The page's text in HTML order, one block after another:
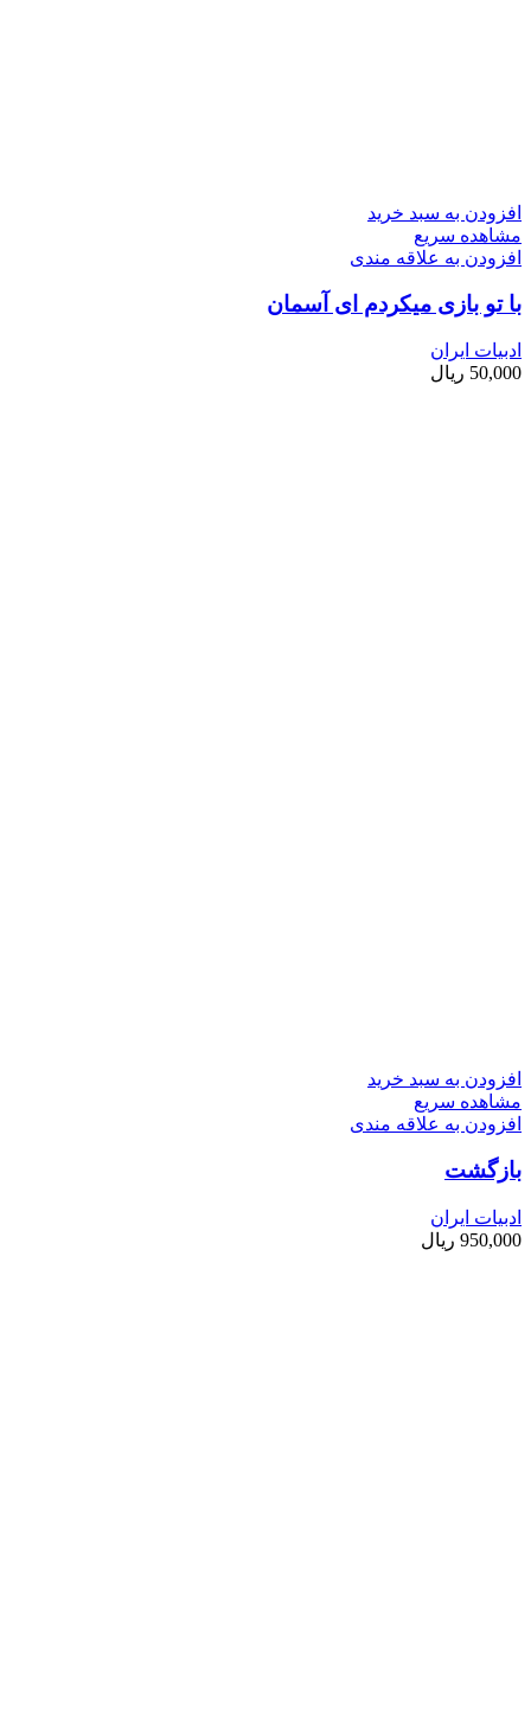
افزودن به سبد خرید
مشاهده سریع
افزودن به علاقه مندی
با تو بازی می­کردم ای آسمان
ادبیات ایران
50,000 ریال
افزودن به سبد خرید
مشاهده سریع
افزودن به علاقه مندی
بازگشت
ادبیات ایران
950,000 ریال